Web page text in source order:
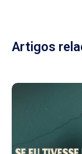
Artigos